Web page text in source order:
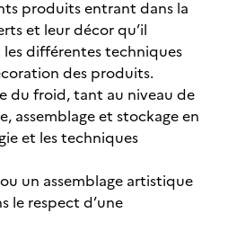
produits entrant dans la
et leur décor qu’il
différentes techniques
des produits.
froid, tant au niveau de
assemblage et stockage en
et les techniques
un assemblage artistique
le respect d’une